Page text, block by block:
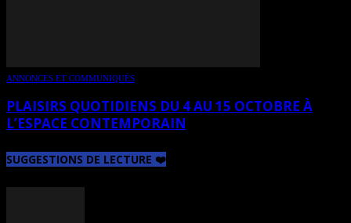
ANNONCES ET COMMUNIQUÉS
PLAISIRS QUOTIDIENS DU 4 AU 15 OCTOBRE À
L’ESPACE CONTEMPORAIN
SUGGESTIONS DE LECTURE ❤️